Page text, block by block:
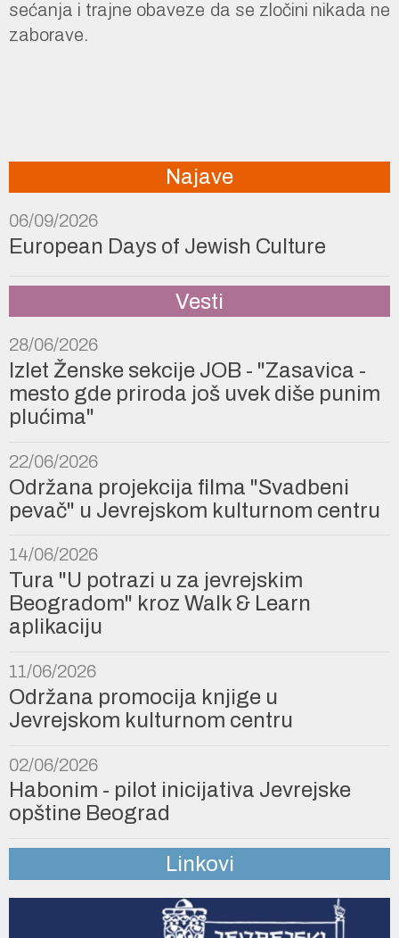
sećanja i trajne obaveze da se zločini nikada ne
zaborave.
Najave
06/09/2026
European Days of Jewish Culture
Vesti
28/06/2026
Izlet Ženske sekcije JOB - "Zasavica -
mesto gde priroda još uvek diše punim
plućima"
22/06/2026
Održana projekcija filma "Svadbeni
pevač" u Jevrejskom kulturnom centru
14/06/2026
Tura "U potrazi u za jevrejskim
Beogradom" kroz Walk & Learn
aplikaciju
11/06/2026
Održana promocija knjige u
Jevrejskom kulturnom centru
02/06/2026
Habonim - pilot inicijativa Jevrejske
opštine Beograd
Linkovi